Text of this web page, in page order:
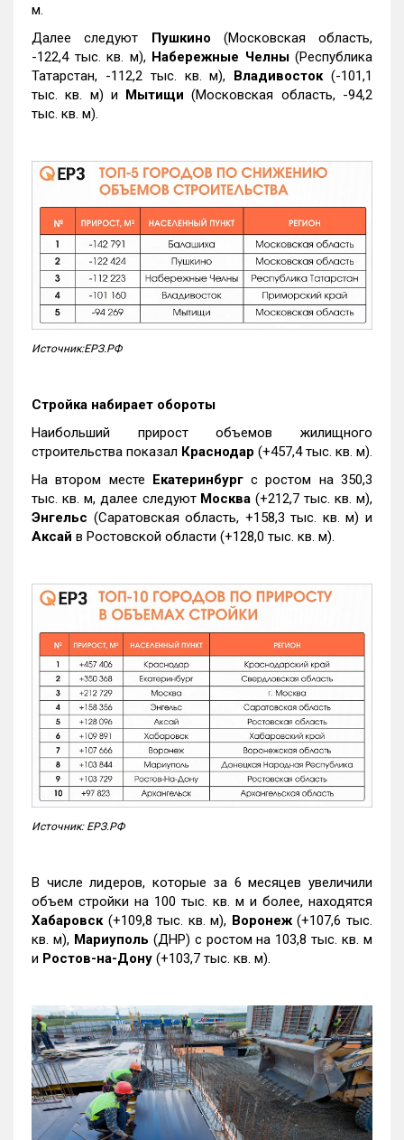
м.
Далее следуют Пушкино (Московская область,
-122,4 тыс. кв. м), Набережные Челны(Республика
Татарстан, -112,2 тыс. кв. м), Владивосток(-101,1
тыс. кв. м) и Мытищи (Московская область, -94,2
тыс. кв. м).
Источник:ЕРЗ.РФ
Стройка набирает обороты
Наибольший прирост объемов жилищного
строительства показал Краснодар (+457,4 тыс. кв. м).
На втором месте Екатеринбургс ростом на 350,3
тыс. кв. м, далее следуют Москва (+212,7 тыс. кв. м),
Энгельс (Саратовская область, +158,3 тыс. кв. м) и
Аксай в Ростовской области (+128,0 тыс. кв. м).
Источник: ЕРЗ.РФ
В числе лидеров, которые за 6 месяцев увеличили
объем стройки на 100 тыс. кв. м и более, находятся
Хабаровск (+109,8 тыс. кв. м), Воронеж(+107,6 тыс.
кв. м), Мариуполь (ДНР) с ростом на 103,8 тыс. кв. м
и Ростов-на-Дону (+103,7 тыс. кв. м).